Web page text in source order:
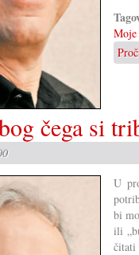
čega si
U
bi
ili
čitati